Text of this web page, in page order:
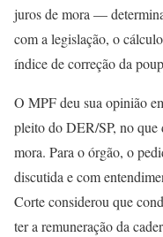
juros de mora —
com a legislação, o
índice de correção da
O MPF deu sua opinião
pleito do DER/SP, no que
mora. Para o órgão, o
discutida e com
Corte considerou que
ter a remuneração da